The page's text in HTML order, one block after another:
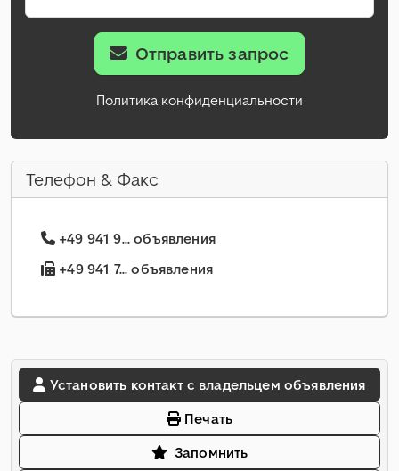
Отправить запрос
Политика конфиденциальности
Телефон & Факс
+49 941 9... объявления
+49 941 7... объявления
Установить контакт с владельцем объявления
Печать
Запомнить